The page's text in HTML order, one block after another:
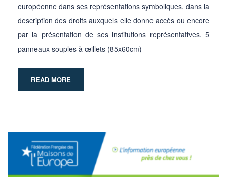
européenne dans ses représentations symboliques, dans la
description des droits auxquels elle donne accès ou encore
par la présentation de ses institutions représentatives. 5
panneaux souples à œillets (85x60cm) –
READ MORE